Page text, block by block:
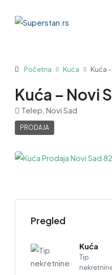
Početna Kuća Kuća
Kuća – Novi
Telep, Novi Sad
PRODAJA
Pregled
Kuća
Tip